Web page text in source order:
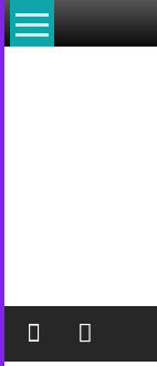
Lompat
ke
Menyikap